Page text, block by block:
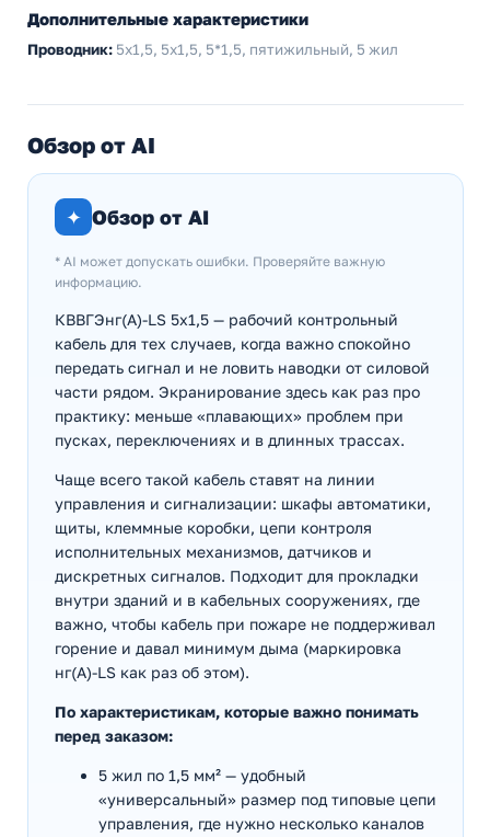
Дополнительные характеристики
Проводник: 5х1,5, 5x1,5, 5*1,5, пятижильный, 5 жил
Обзор от AI
✦ Обзор от AI
* AI может допускать ошибки. Проверяйте важную
информацию.
КВВГЭнг(А)-LS 5х1,5 — рабочий контрольный
кабель для тех случаев, когда важно спокойно
передать сигнал и не ловить наводки от силовой
части рядом. Экранирование здесь как раз про
практику: меньше «плавающих» проблем при
пусках, переключениях и в длинных трассах.
Чаще всего такой кабель ставят на линии
управления и сигнализации: шкафы автоматики,
щиты, клеммные коробки, цепи контроля
исполнительных механизмов, датчиков и
дискретных сигналов. Подходит для прокладки
внутри зданий и в кабельных сооружениях, где
важно, чтобы кабель при пожаре не поддерживал
горение и давал минимум дыма (маркировка
нг(А)-LS как раз об этом).
По характеристикам, которые важно понимать
перед заказом:
5 жил по 1,5 мм² — удобный
«универсальный» размер под типовые цепи
управления, где нужно несколько каналов